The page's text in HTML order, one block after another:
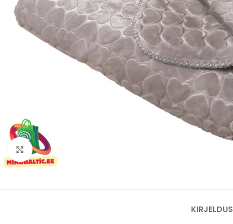
Kliki suurendamiseks
KIRJELDUS